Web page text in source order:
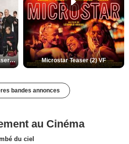
De la Comédie-Française Teaser (3) VF Microstar Teaser (2) VF
bandes annonces
au Cinéma
du ciel